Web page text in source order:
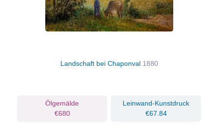
Landschaft bei Chaponval 1880
Ölgemälde
€680
Leinwand-Kunstdruck
€67.84